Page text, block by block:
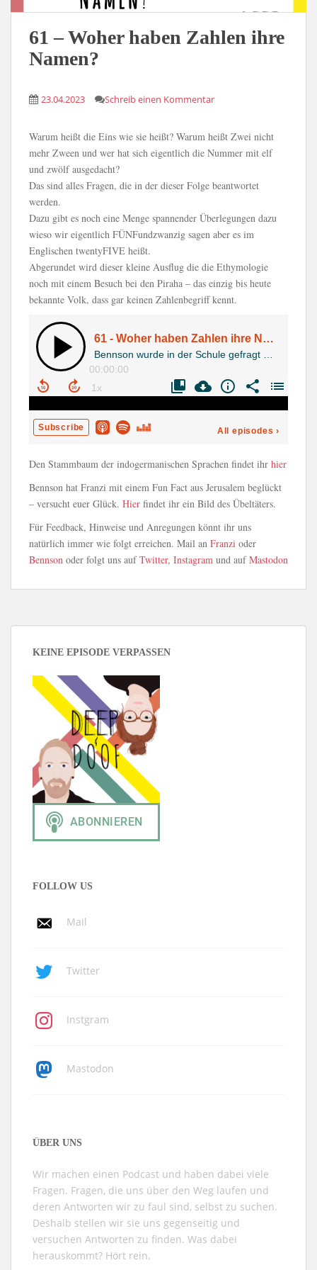
61 – Woher haben Zahlen ihre
Namen?
23.04.2023 Schreib einen Kommentar
Warum heißt die Eins wie sie heißt? Warum heißt Zwei nicht
mehr Zween und wer hat sich eigentlich die Nummer mit elf
und zwölf ausgedacht?
Das sind alles Fragen, die in der dieser Folge beantwortet
werden.
Dazu gibt es noch eine Menge spannender Überlegungen dazu
wieso wir eigentlich FÜNFundzwanzig sagen aber es im
Englischen twentyFIVE heißt.
Abgerundet wird dieser kleine Ausflug die die Ethymologie
noch mit einem Besuch bei den Piraha – das einzig bis heute
bekannte Volk, dass gar keinen Zahlenbegriff kennt.
Den Stammbaum der indogermanischen Sprachen findet ihr hier
Bennson hat Franzi mit einem Fun Fact aus Jerusalem beglückt
– versucht euer Glück. Hier findet ihr ein Bild des Übeltäters.
Für Feedback, Hinweise und Anregungen könnt ihr uns
natürlich immer wie folgt erreichen. Mail an Franzi oder
Bennson oder folgt uns aufTwitter, Instagram und aufMastodon
KEINE EPISODE VERPASSEN
FOLLOW US
Mail
Twitter
Instgram
Mastodon
ÜBER UNS
Wir machen einen Podcast und haben dabei viele
Fragen. Fragen, die uns über den Weg laufen und
deren Antworten wir zu faul sind, selbst zu suchen.
Deshalb stellen wir sie uns gegenseitig und
versuchen Antworten zu finden. Was dabei
herauskommt? Hört rein.